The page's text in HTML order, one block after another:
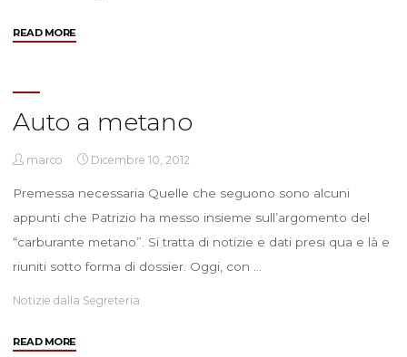
READ MORE"Il
Auto a metano
marco Dicembre 10, 2012
Premessa necessaria Quelle che seguono sono alcuni
appunti che Patrizio ha messo insieme sull’argomento del
“carburante metano”. Si tratta di notizie e dati presi qua e là e
riuniti sotto forma di dossier. Oggi, con …
Notizie dalla Segreteria
READ MORE"Auto